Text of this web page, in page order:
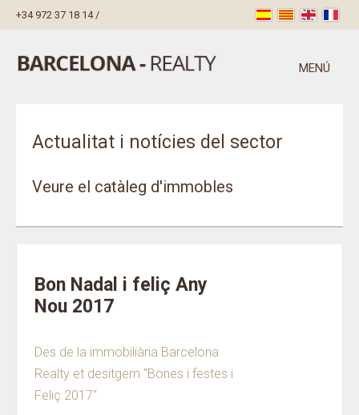
+34 972 37 18 14/
MENÚ
Actualitat i notícies del sector
Veure el catàleg d'immobles
Bon Nadal i feliç Any
Nou 2017
Des de la immobiliària Barcelona
Realty et desitgem "Bones i festes i
Feliç 2017"